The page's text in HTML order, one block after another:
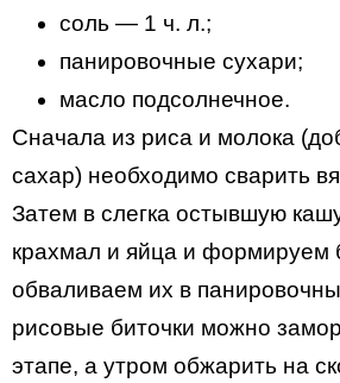
соль — 1 ч. л.;
панировочные сухари;
масло подсолнечное.
Сначала из риса и молока
сахар) необходимо сварить
Затем в слегка остывшую
крахмал и яйца и формируем
обваливаем их в
рисовые биточки можно
этапе, а утром обжарить на